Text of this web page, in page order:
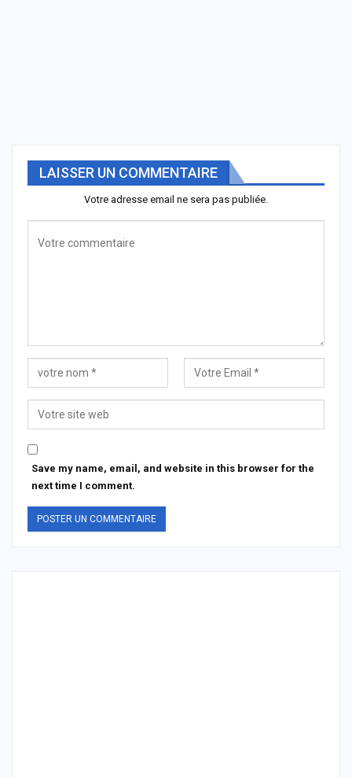
LAISSER UN COMMENTAIRE
Votre adresse email ne sera pas publiée.
Save my name, email, and website in this browser for the
next time I comment.